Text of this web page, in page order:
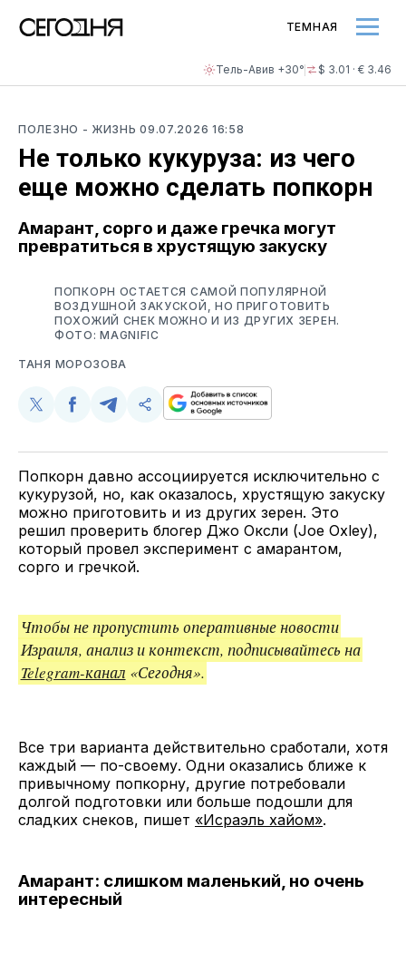
Тель-Авив +30° $ 3.01 · € 3.46
ТЕМНАЯ
ПОЛЕЗНО - ЖИЗНЬ09.07.2026 16:58
Не только кукуруза: из чего
еще можно сделать попкорн
Амарант, сорго и даже гречка могут
превратиться в хрустящую закуску
ПОПКОРН ОСТАЕТСЯ САМОЙ ПОПУЛЯРНОЙ
ВОЗДУШНОЙ ЗАКУСКОЙ, НО ПРИГОТОВИТЬ
ПОХОЖИЙ СНЕК МОЖНО И ИЗ ДРУГИХ ЗЕРЕН.
ФОТО: MAGNIFIC
ТАНЯ МОРОЗОВА
Поделиться
Twitter
Поделиться
Facebook
Поделиться
Telegram
Скопируйте
поделитесь
Попкорн давно ассоциируется исключительно с
кукурузой, но, как оказалось, хрустящую закуску
можно приготовить и из других зерен. Это
решил проверить блогер Джо Оксли (Joe Oxley),
который провел эксперимент с амарантом,
сорго и гречкой.
Чтобы не пропустить оперативные новости
Израиля, анализ и контекст, подписывайтесь на
Telegram-канал «Сегодня».
Все три варианта действительно сработали, хотя
каждый — по-своему. Одни оказались ближе к
привычному попкорну, другие потребовали
долгой подготовки или больше подошли для
сладких снеков, пишет «Исраэль хайом».
Амарант: слишком маленький, но очень
интересный